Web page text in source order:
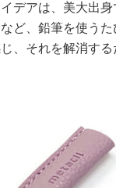
デアは、美大出
ど、鉛筆を使う
、それを解消する